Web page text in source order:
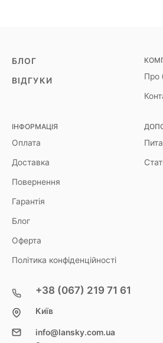
БЛОГ
ВІДГУКИ Про
ІНФОРМАЦІЯ
Оплата
Доставка
Повернення
Гарантія
Блог
Оферта
Політика конфіденційності
+38 (067) 219 71 61
Київ
info@lansky.com.ua